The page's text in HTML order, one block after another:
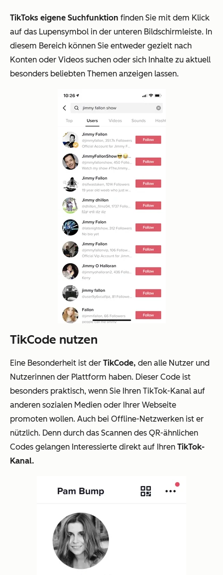
TikToks eigene Suchfunktion finden Sie mit dem Klick
auf das Lupensymbol in der unteren Bildschirmleiste. In
diesem Bereich können Sie entweder gezielt nach
Konten oder Videos suchen oder sich Inhalte zu aktuell
besonders beliebten Themen anzeigen lassen.
TikCode nutzen
Eine Besonderheit ist der TikCode, den alle Nutzer und
Nutzerinnen der Plattform haben. Dieser Code ist
besonders praktisch, wenn Sie Ihren TikTok-Kanal auf
anderen sozialen Medien oder Ihrer Webseite
promoten wollen. Auch bei Offline-Netzwerken ist er
nützlich. Denn durch das Scannen des QR-ähnlichen
Codes gelangen Interessierte direkt auf Ihren TikTok-
Kanal.